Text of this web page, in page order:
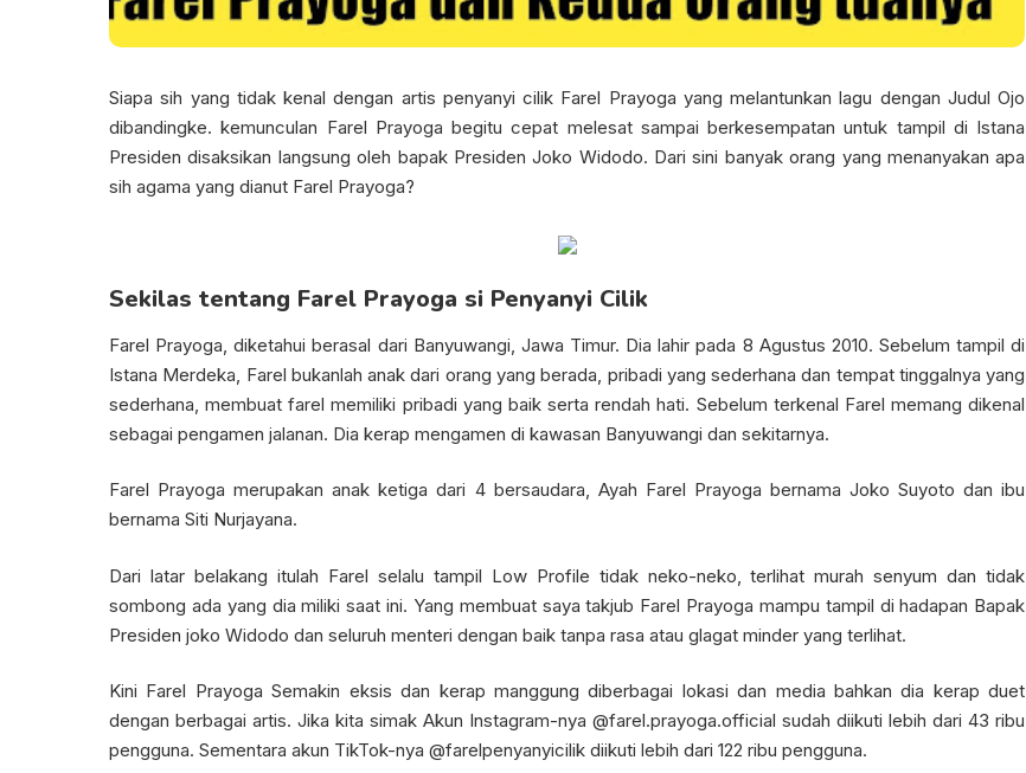
Siapa sih yang tidak kenal dengan artis penyanyi cilik Farel Prayoga yang melantunkan lagu dengan Judul Ojo
dibandingke. kemunculan Farel Prayoga begitu cepat melesat sampai berkesempatan untuk tampil di Istana
Presiden disaksikan langsung oleh bapak Presiden Joko Widodo. Dari sini banyak orang yang menanyakan apa
sih agama yang dianut Farel Prayoga?
Sekilas tentang Farel Prayoga si Penyanyi Cilik
Farel Prayoga, diketahui berasal dari Banyuwangi, Jawa Timur. Dia lahir pada 8 Agustus 2010. Sebelum tampil di
Istana Merdeka, Farel bukanlah anak dari orang yang berada, pribadi yang sederhana dan tempat tinggalnya yang
sederhana, membuat farel memiliki pribadi yang baik serta rendah hati. Sebelum terkenal Farel memang dikenal
sebagai pengamen jalanan. Dia kerap mengamen di kawasan Banyuwangi dan sekitarnya.
Farel Prayoga merupakan anak ketiga dari 4 bersaudara, Ayah Farel Prayoga bernama Joko Suyoto dan ibu
bernama Siti Nurjayana.
Dari latar belakang itulah Farel selalu tampil Low Profile tidak neko-neko, terlihat murah senyum dan tidak
sombong ada yang dia miliki saat ini. Yang membuat saya takjub Farel Prayoga mampu tampil di hadapan Bapak
Presiden joko Widodo dan seluruh menteri dengan baik tanpa rasa atau glagat minder yang terlihat.
Kini Farel Prayoga Semakin eksis dan kerap manggung diberbagai lokasi dan media bahkan dia kerap duet
dengan berbagai artis. Jika kita simak Akun Instagram-nya @farel.prayoga.official sudah diikuti lebih dari 43 ribu
pengguna. Sementara akun TikTok-nya @farelpenyanyicilik diikuti lebih dari 122 ribu pengguna.